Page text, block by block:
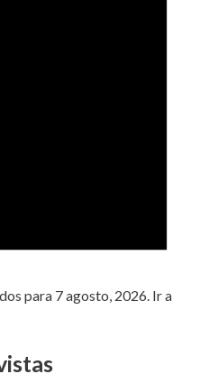
para 7 agosto, 2026. Ir a